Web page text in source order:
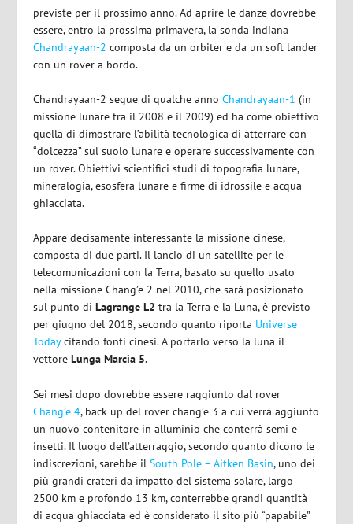
previste per il prossimo anno. Ad aprire le danze dovrebbe
essere, entro la prossima primavera, la sonda indiana
Chandrayaan-2 composta da un orbiter e da un soft lander
con un rover a bordo.
Chandrayaan-2 segue di qualche annoChandrayaan-1 (in
missione lunare tra il 2008 e il 2009) ed ha come obiettivo
quella di dimostrare l’abilità tecnologica di atterrare con
“dolcezza” sul suolo lunare e operare successivamente con
un rover. Obiettivi scientifici studi di topografia lunare,
mineralogia, esosfera lunare e firme di idrossile e acqua
ghiacciata.
Appare decisamente interessante la missione cinese,
composta di due parti. Il lancio di un satellite per le
telecomunicazioni con la Terra, basato su quello usato
nella missione Chang’e 2 nel 2010, che sarà posizionato
sul punto diLagrange L2 tra la Terra e la Luna, è previsto
per giugno del 2018, secondo quanto riporta Universe
Todaycitando fonti cinesi. A portarlo verso la luna il
vettoreLunga Marcia 5.
Sei mesi dopo dovrebbe essere raggiunto dal rover
Chang’e 4, back up del rover chang’e 3 a cui verrà aggiunto
un nuovo contenitore in alluminio che conterrà semi e
insetti. Il luogo dell’atterraggio, secondo quanto dicono le
indiscrezioni, sarebbe ilSouth Pole – Aitken Basin, uno dei
più grandi crateri da impatto del sistema solare, largo
2500 km e profondo 13 km, conterrebbe grandi quantità
di acqua ghiacciata ed è considerato il sito più “papabile”